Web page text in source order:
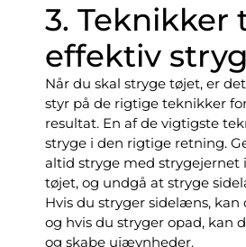
3. Teknikker
effektiv
Når du skal stryge tøjet, er
styr på de rigtige teknikker
resultat. En af de vigtigste
stryge i den rigtige retning.
altid stryge med strygejernet
tøjet, og undgå at stryge
Hvis du stryger sidelæns, kan
og hvis du stryger opad, kan
og skabe ujævnheder.